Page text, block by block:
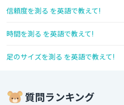
信頼度を測る を英語で教えて!
時間を測る を英語で教えて!
足のサイズを測る を英語で教えて!
質問ランキング